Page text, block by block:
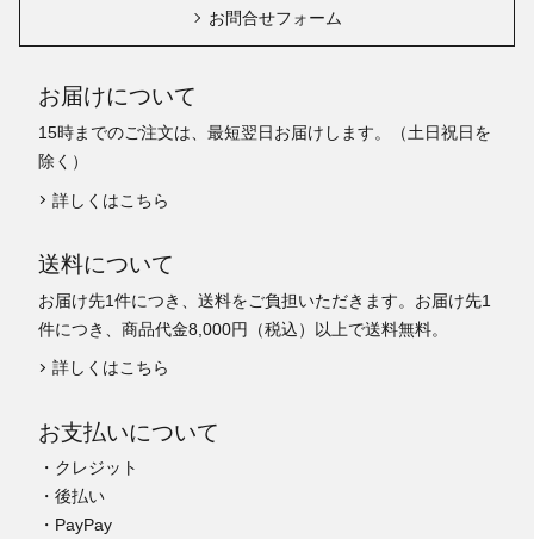
お問合せフォーム
お届けについて
15時までのご注文は、最短翌日お届けします。（土日祝日を
除く）
詳しくはこちら
送料について
お届け先1件につき、送料をご負担いただきます。お届け先1
件につき、商品代金8,000円（税込）以上で送料無料。
詳しくはこちら
お支払いについて
・クレジット
・後払い
・PayPay